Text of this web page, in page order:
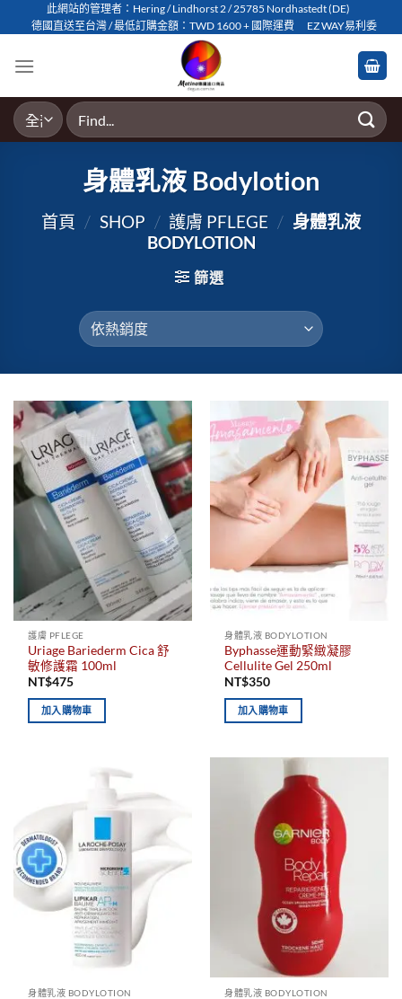
to
此網站的管理者：Hering / Lindhorst 2 / 25785 Nordhastedt (DE)
德國直送至台灣 / 最低訂購金額：TWD 1600 + 國際運費
EZ WAY易利委
搜
尋
身體乳液 Bodylotion
首頁 / SHOP / 護膚 PFLEGE / 身體乳液
BODYLOTION
篩選
護膚 PFLEGE
Uriage Bariederm Cica 舒
敏修護霜 100ml
NT$475
加入購物車
身體乳液 BODYLOTION
Byphasse運動緊緻凝膠
Cellulite Gel 250ml
NT$350
加入購物車
身體乳液 BODYLOTION 身體乳液 BODYLOTION